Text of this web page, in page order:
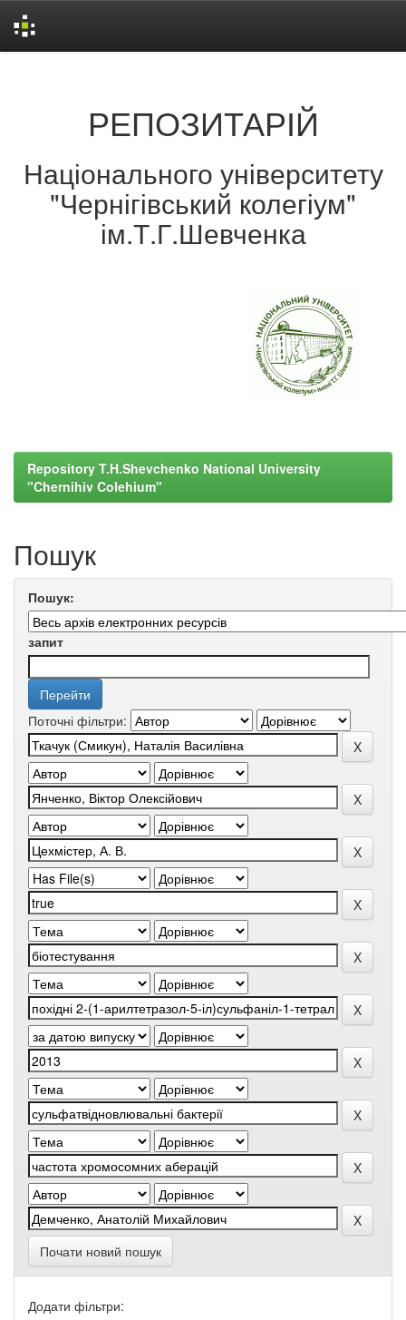
РЕПОЗИТАРІЙ
Національного університету
"Чернігівський колегіум"
ім.Т.Г.Шевченка
Repository T.H.Shevchenko National University
"Chernihiv Colehium"
Пошук
Пошук:
запит
Поточні фільтри:
Почати новий пошук
Додати фільтри: